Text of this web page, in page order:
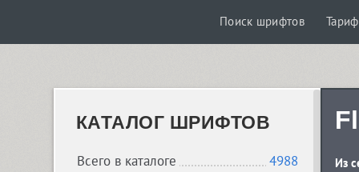
Поиск шрифтов
КАТАЛОГ ШРИФТОВ
Всего в каталоге
4988
Из